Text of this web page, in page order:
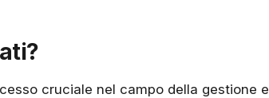
cruciale nel campo della gestione e